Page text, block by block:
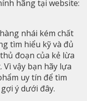
nhái kém chất
tìm hiểu kỹ và đủ
đoạn của kẻ lừa
vậy bạn hãy lựa
uy tín để tìm
ý dưới đây.